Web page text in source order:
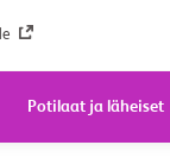
Potilaat ja läheiset